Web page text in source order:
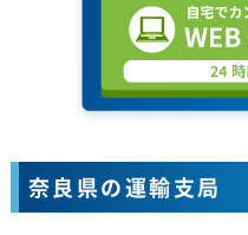
奈良県の運輸支局